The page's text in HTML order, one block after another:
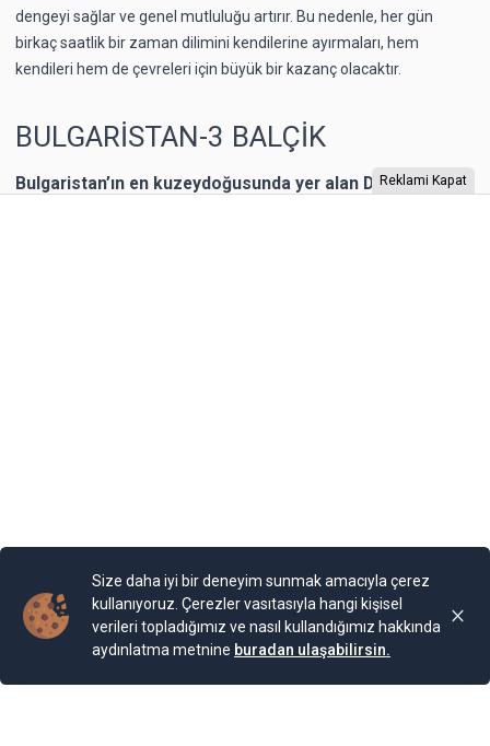
dengeyi sağlar ve genel mutluluğu artırır. Bu nedenle, her gün
birkaç saatlik bir zaman dilimini kendilerine ayırmaları, hem
kendileri hem de çevreleri için büyük bir kazanç olacaktır.
BULGARİSTAN-3 BALÇİK
Bulgaristan’ın en kuzeydoğusunda yer alan Dobriç bir
Yenigun
Reklami Kapat
Size daha iyi bir deneyim sunmak amacıyla çerez
kullanıyoruz. Çerezler vasıtasıyla hangi kişisel
verileri topladığımız ve nasıl kullandığımız hakkında
aydınlatma metnine buradan ulaşabilirsin.